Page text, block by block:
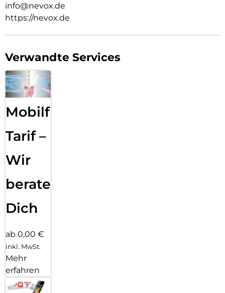
info@nevox.de
https://nevox.de
Verwandte Services
Mobilfunk
Tarif –
Wir
beraten
Dich
ab 0,00 €
inkl. MwSt.
Mehr
erfahren